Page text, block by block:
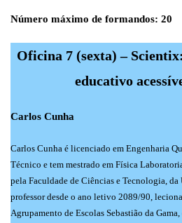
Número máximo de formandos: 20
Oficina 7 (sexta) –
educativo
Carlos Cunha
Carlos Cunha é licenciado em Engenharia
Técnico e tem mestrado em Física
pela Faculdade de Ciências e Tecnologia,
professor desde o ano letivo 2089/90,
Agrupamento de Escolas Sebastião da